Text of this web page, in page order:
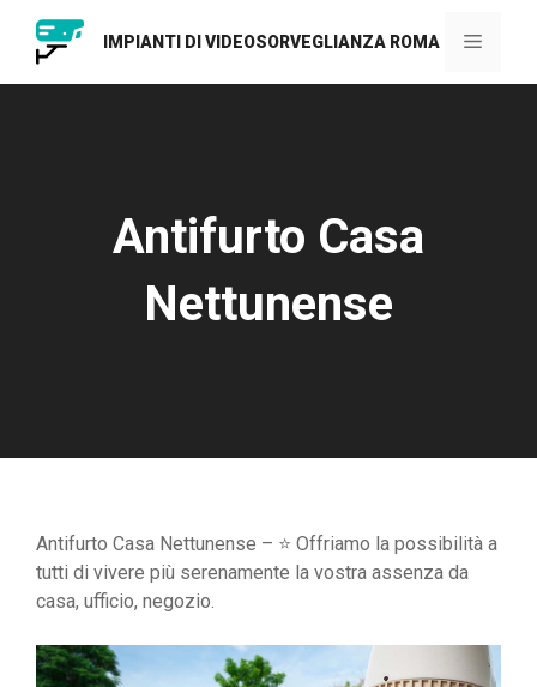
contenuto
IMPIANTI DI VIDEOSORVEGLIANZA ROMA Menu
Antifurto Casa
Nettunense
Antifurto Casa Nettunense – ⭐ Offriamo la possibilità a
tutti di vivere più serenamente la vostra assenza da
casa, ufficio, negozio.